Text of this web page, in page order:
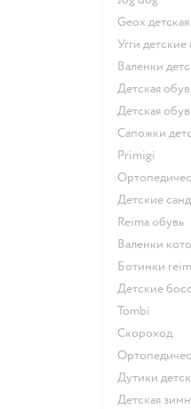
Geox
Угги
Валенки
Детская
Детская
Сапожки
Primigi
Детские
Reima обувь
Валенки
Ботинки
Детские
Tombi
Скороход
Дутики
Детская